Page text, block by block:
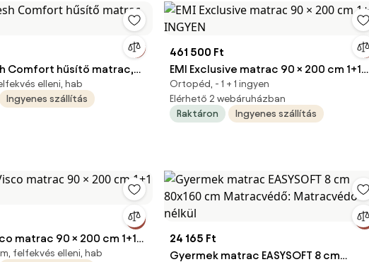
Comfort hűsítő matrac,
elleni, hab
Ingyenes szállítás
461 500 Ft
EMI Exclusive matrac 90 × 200 cm 1+1
INGYEN
Ortopéd, - 1 + 1 ingyen
Elérhető 2 webáruházban
Raktáron
Ingyenes szállítás
matrac 90 × 200 cm 1+1
felfekvés elleni, hab
24 165 Ft
Gyermek matrac EASYSOFT 8 cm